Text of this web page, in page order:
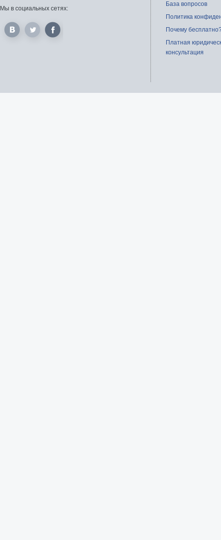
Мы в социальных сетях:
База вопросов
Политика
Почему
Платная
консультация